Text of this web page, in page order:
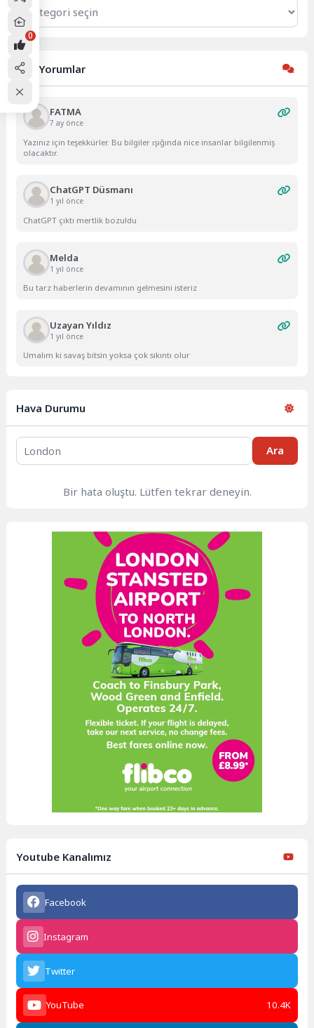
Kategoriler
Son Yorumlar
FATMA
7 ay önce
Yazınız için teşekkürler. Bu bilgiler ışığında nice insanlar bilgilenmiş
olacaktır.
ChatGPT Düsmanı
1 yıl önce
ChatGPT çıktı mertlik bozuldu
Melda
1 yıl önce
Bu tarz haberlerin devamının gelmesini isteriz
Uzayan Yıldız
1 yıl önce
Umalım ki savaş bitsin yoksa çok sıkıntı olur
Hava Durumu
Ara
Bir hata oluştu. Lütfen tekrar deneyin.
Youtube Kanalımız
Facebook
Instagram
Twitter
YouTube 10.4K
0